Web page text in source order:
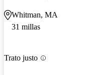
Whitman, MA
31 millas
Trato justo